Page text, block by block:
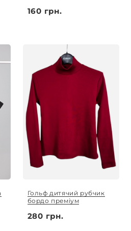
160 грн.
Гольф дитячий рубчик
бордо преміум
280 грн.